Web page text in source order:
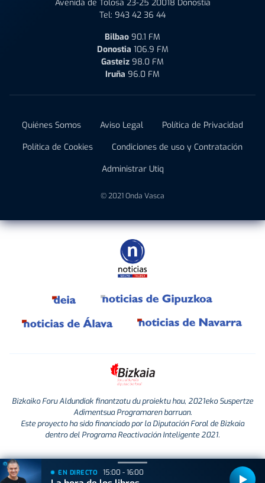
Avenida de Tolosa 23-25 20018 Donostia
Tel: 943 42 36 44
Bilbao 90.1 FM
Donostia 106.9 FM
Gasteiz 98.0 FM
Iruña 96.0 FM
Quiénes Somos Aviso Legal
Política de Privacidad
Política de Cookies
Condiciones de uso y Contratación
Administrar Utiq
© 2021 Onda Vasca
Bizkaiko Foru Aldundiak finantzatu du proiektu hau, 2021eko Suspertze
Adimentsua Programaren barruan.
Este proyecto ha sido financiado por la Diputación Foral de Bizkaia
dentro del Programa Reactivación Inteligente 2021.
EN DIRECTO 15:00 - 16:00